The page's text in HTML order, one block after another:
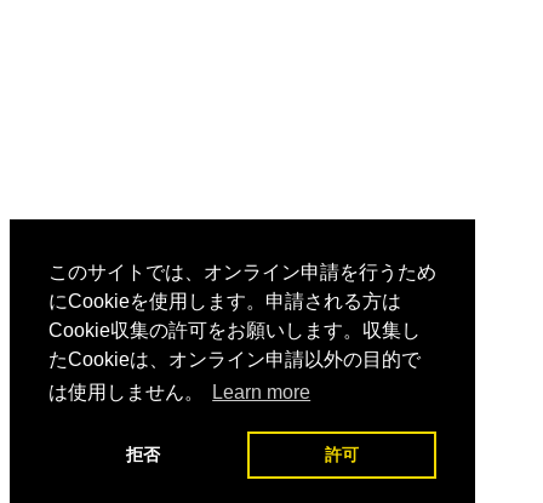
このサイトでは、オンライン申請を行うため
にCookieを使用します。申請される方は
Cookie収集の許可をお願いします。収集し
たCookieは、オンライン申請以外の目的で
は使用しません。
Learn more
拒否 許可